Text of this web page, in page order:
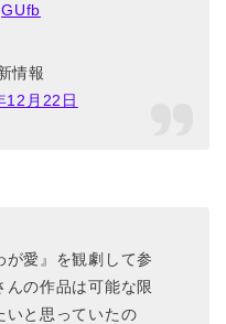
情報
12月22日
愛』を観劇して参
んの作品は可能な限
いと思っていたの